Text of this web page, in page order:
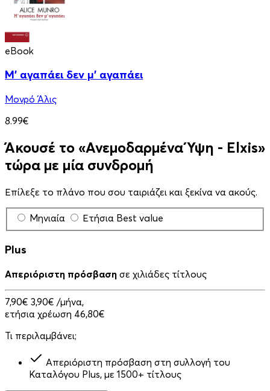
eBook
Μ' αγαπάει δεν μ' αγαπάει
Μονρό Άλις
8.99€
Άκουσέ το «Ανεμοδαρμένα Ύψη - Elxis»
τώρα με μία συνδρομή
Επίλεξε το πλάνο που σου ταιριάζει και ξεκίνα να ακούς.
Μηνιαία Ετήσια Best value
Plus
Απεριόριστη πρόσβαση σε χιλιάδες τίτλους
7,90€ 3,90€ /μήνα,
ετήσια χρέωση 46,80€
Τι περιλαμβάνει;
Απεριόριστη πρόσβαση στη συλλογή του
Καταλόγου Plus, με 1500+ τίτλους